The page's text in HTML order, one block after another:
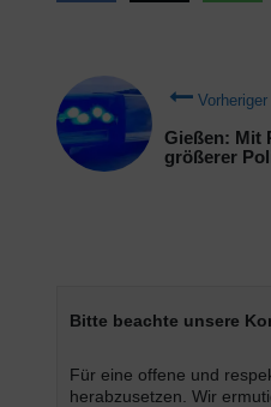
Gießen: Mit
größerer
Bitte beachte unsere
Für eine offene und
herabzusetzen. Wir